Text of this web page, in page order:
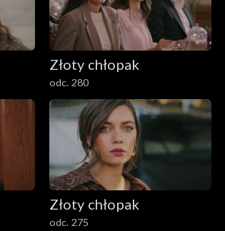
Złoty chłopak
odc. 280
Złoty chłopak
odc. 275